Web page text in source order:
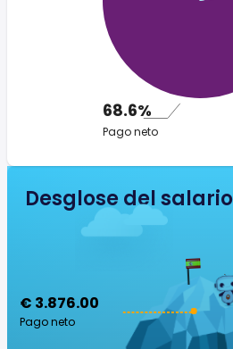
68.6%
Pago neto
Desglose del salario
€ 3.876.00
Pago neto